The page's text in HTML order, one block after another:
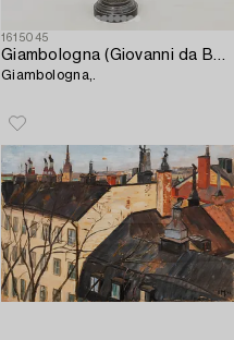
1615045
Giambologna (Giovanni da Bologna)
Giambologna,.